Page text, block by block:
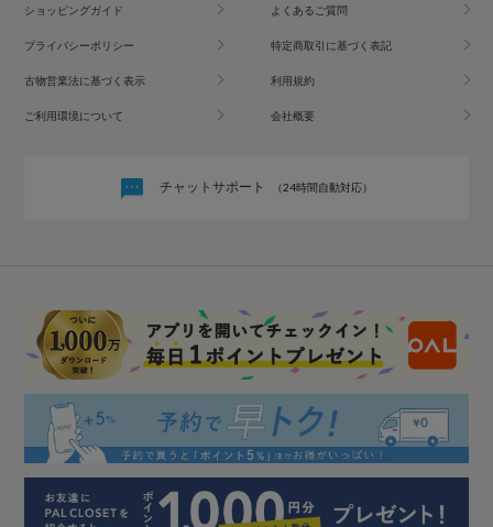
ショッピングガイド よくあるご質問
プライバシーポリシー 特定商取引に基づく表記
古物営業法に基づく表示 利用規約
ご利用環境について 会社概要
チャットサポート （24時間自動対応）